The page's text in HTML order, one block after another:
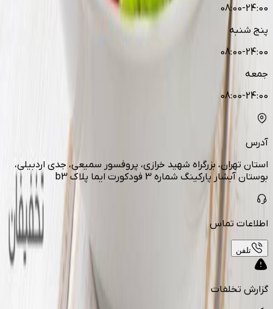
08:00-24:00
پنج شنبه
08:00-24:00
جمعه
08:00-24:00
آدرس
استان تهران، بزرگراه شهید خرازی، پروفسور سمیعی، جدی اردبیلی،
بوستان آبشار پارکینگ شماره 3 فودکورت ایما پلاک b3
اطلاعات تماس
تلفن
گزارش تخلفات